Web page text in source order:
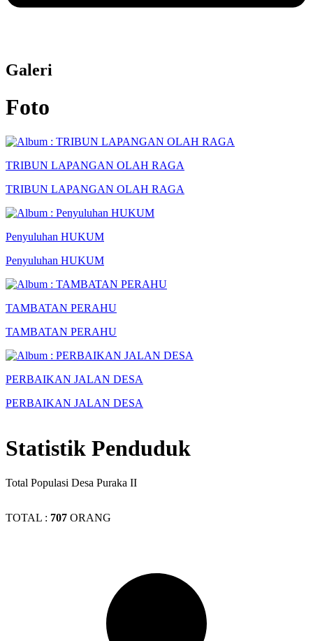
Galeri
Foto
TRIBUN LAPANGAN OLAH RAGA
TRIBUN LAPANGAN OLAH RAGA
Penyuluhan HUKUM
Penyuluhan HUKUM
TAMBATAN PERAHU
TAMBATAN PERAHU
PERBAIKAN JALAN DESA
PERBAIKAN JALAN DESA
Statistik Penduduk
Total Populasi Desa Puraka II
TOTAL : 707 ORANG